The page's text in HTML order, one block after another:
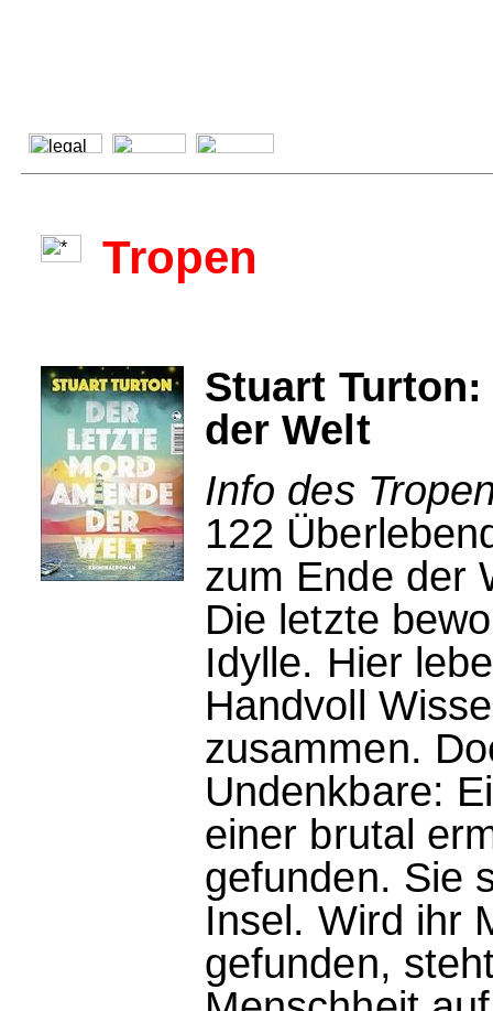
Tropen
Stuart
der Welt
Info des
122
zum Ende der
Die letzte
Idylle. Hier
Handvoll
zusammen.
Undenkbare:
einer brutal
gefunden. Sie
Insel. Wird ihr
gefunden,